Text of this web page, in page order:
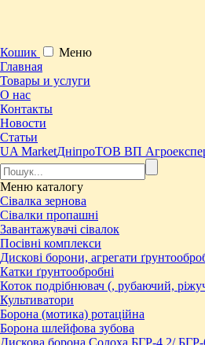
Кошик
Меню
Главная
Товары и услуги
О нас
Контакты
Новости
Статьи
UA MarketДніпроТОВ ВП
Меню каталогу
Сівалка зернова
Сівалки пропашні
Завантажувачі сівалок
Посівні комплекси
Дискові борони, агрегати
Катки ґрунтообробні
Коток подрібнювач (, рубаючий,
Культиватори
Борона (мотика) ротаційна
Борона шлейфова зубова
Дискова борона Солоха БГР-4.2/